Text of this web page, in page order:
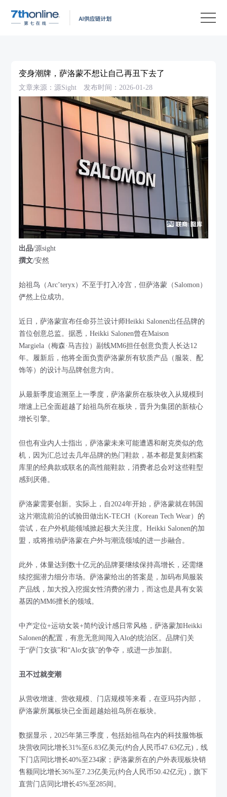
变身潮牌，萨洛蒙不想让自己再丑下去了
文章来源：源Sight 发布时间：2026-01-28
出品/源sight
撰文/安然
始祖鸟（Arc’teryx）不至于打入冷宫，但萨洛蒙（Salomon）
俨然上位成功。
近日，萨洛蒙宣布任命芬兰设计师Heikki Salonen出任品牌的
首位创意总监。据悉，Heikki Salonen曾在Maison
Margiela（梅森·马吉拉）副线MM6担任创意负责人长达12
年。履新后，他将全面负责萨洛蒙所有软质产品（服装、配
饰等）的设计与品牌创意方向。
从最新季度追溯至上一季度，萨洛蒙所在板块收入从规模到
增速上已全面超越了始祖鸟所在板块，晋升为集团的新核心
增长引擎。
但也有业内人士指出，萨洛蒙未来可能遭遇和耐克类似的危
机，因为汇总过去几年品牌的热门鞋款，基本都是复刻档案
库里的经典款或联名的高性能鞋款，消费者总会对这些鞋型
感到厌倦。
萨洛蒙需要创新。实际上，自2024年开始，萨洛蒙就在韩国
这片潮流前沿的试验田做出K-TECH（Korean Tech Wear）的
尝试，在户外机能领域掀起极大关注度。Heikki Salonen的加
盟，或将推动萨洛蒙在户外与潮流领域的进一步融合。
此外，体量达到数十亿元的品牌要继续保持高增长，还需继
续挖掘潜力细分市场。萨洛蒙给出的答案是，加码布局服装
产品线，加大投入挖掘女性消费的潜力，而这也是具有女装
基因的MM6擅长的领域。
中产定位+运动女装+简约设计感日常风格，萨洛蒙加Heikki
Salonen的配置，有意无意间闯入Alo的统治区。品牌们关
于“萨门女孩”和“Alo女孩”的争夺，或进一步加剧。
丑不过就变潮
从营收增速、营收规模、门店规模等来看，在亚玛芬内部，
萨洛蒙所属板块已全面超越始祖鸟所在板块。
数据显示，2025年第三季度，包括始祖鸟在内的科技服饰板
块营收同比增长31%至6.83亿美元(约合人民币47.63亿元)，线
下门店同比增长40%至234家；萨洛蒙所在的户外表现板块销
售额同比增长36%至7.23亿美元(约合人民币50.42亿元)，旗下
直营门店同比增长45%至285间。